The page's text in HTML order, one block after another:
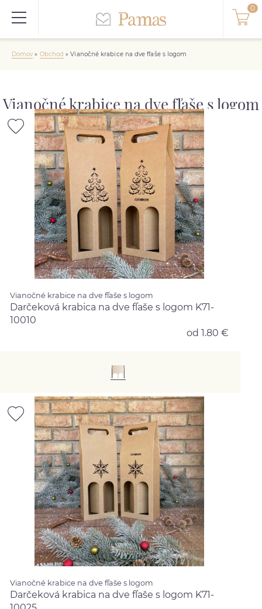
Domov» Obchod »Vianočné krabice na dve fľaše s logom
Vianočné krabice na dve fľaše s logom
Vianočné krabice na dve fľaše s logom
Darčeková krabica na dve fľaše s logom K71-
10010
od 1.80 €
Vianočné krabice na dve fľaše s logom
Darčeková krabica na dve fľaše s logom K71-